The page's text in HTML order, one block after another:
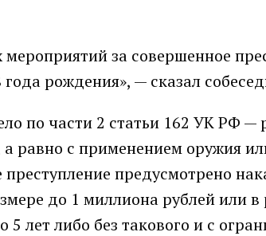
за совершенное
рождения», — сказал
по части 2 статьи 162 УК РФ
равно с применением оружия
предусмотрено
до 1 миллиона рублей или в
лет либо без такового и с